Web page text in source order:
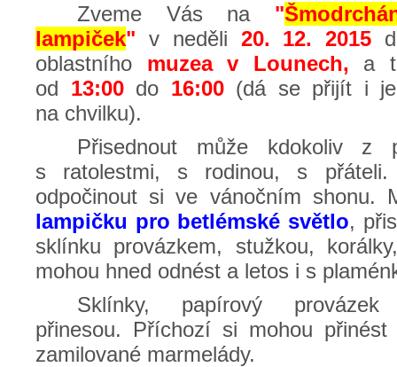
Zveme Vás na "
lampiček" v neděli 20. 12. 2015
oblastního muzea v Lounech, a
od 13:00 do 16:00 (dá se přijít i
na chvilku).
Přisednout může kdokoliv z
s ratolestmi, s rodinou, s přáteli.
odpočinout si ve vánočním shonu.
lampičku pro betlémské světlo,
sklínku provázkem, stužkou,
mohou hned odnést a letos i s
Sklínky, papírový
přinesou. Příchozí si mohou
zamilované marmelády.